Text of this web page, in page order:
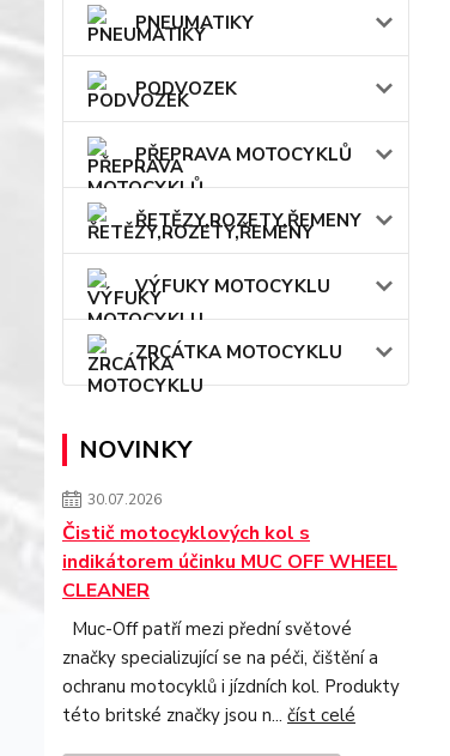
PNEUMATIKY
PODVOZEK
PŘEPRAVA MOTOCYKLŮ
ŘETĚZY,ROZETY,ŘEMENY
VÝFUKY MOTOCYKLU
ZRCÁTKA MOTOCYKLU
NOVINKY
30.07.2026
Čistič motocyklových kol s
indikátorem účinku MUC OFF WHEEL
CLEANER
Muc-Off patří mezi přední světové
značky specializující se na péči, čištění a
ochranu motocyklů i jízdních kol. Produkty
této britské značky jsou n... číst celé